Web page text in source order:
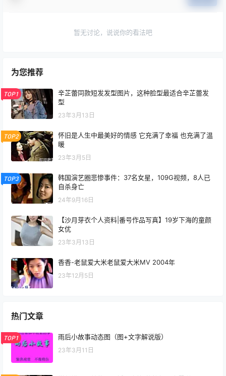
暂无讨论，说说你的看法吧
为您推荐
TOP1
辛芷蕾同款短发发型图片，这种脸型最适合辛芷蕾发
型
23年3月13日
TOP2
怀旧是人生中最美好的情感 它充满了幸福 也充满了温
暖
23年3月5日
TOP3
韩国演艺圈悲惨事件：37名女星，109G视频，8人已
自杀身亡
24年9月16日
【沙月芽衣个人资料|番号作品写真】19岁下海的童颜
女优
23年3月13日
香香-老鼠爱大米老鼠爱大米MV 2004年
23年12月5日
热门文章
TOP1 雨后小故事动态图（图+文字解说版）
23年3月11日